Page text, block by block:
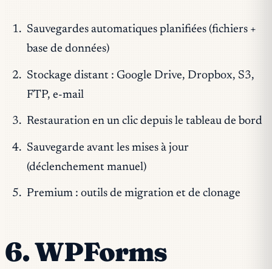
Sauvegardes automatiques planifiées (fichiers +
base de données)
Stockage distant : Google Drive, Dropbox, S3,
FTP, e-mail
Restauration en un clic depuis le tableau de bord
Sauvegarde avant les mises à jour
(déclenchement manuel)
Premium : outils de migration et de clonage
6. WPForms